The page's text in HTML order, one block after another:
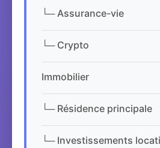
└─ Assurance-vie
└─ Crypto
Immobilier
└─ Résidence principale
└─ Investissements